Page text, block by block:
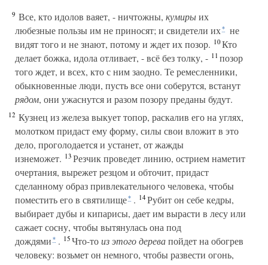
9 Все, кто идолов ваяет, - ничтожны, кумирыих
любезные пользы им не приносят; и свидетели их*
не
видят того и не знают, потому и ждет их позор. 10Кто
делает божка, идола отливает, - всё без толку, - 11позор
того ждет, и всех, кто с ним заодно. Те ремесленники,
обыкновенные люди, пусть все они соберутся, встанут
рядом, они ужаснутся и разом позору преданы будут.
12 Кузнец из железа выкует топор, раскалив его на углях,
молотком придаст ему форму, силы свои вложит в это
дело, проголодается и устанет, от жажды
изнеможет. 13Резчик проведет линию, острием наметит
очертания, вырежет резцом и обточит, придаст
сделанному образ привлекательного человека, чтобы
поместить его в святилище* . 14Рубит он себе кедры,
выбирает дубы и кипарисы, дает им вырасти в лесу или
сажает сосну, чтобы вытянулась она под
дождями * . 15Что-тоиз этого деревапойдет на обогрев
человеку: возьмет он немного, чтобы развести огонь,